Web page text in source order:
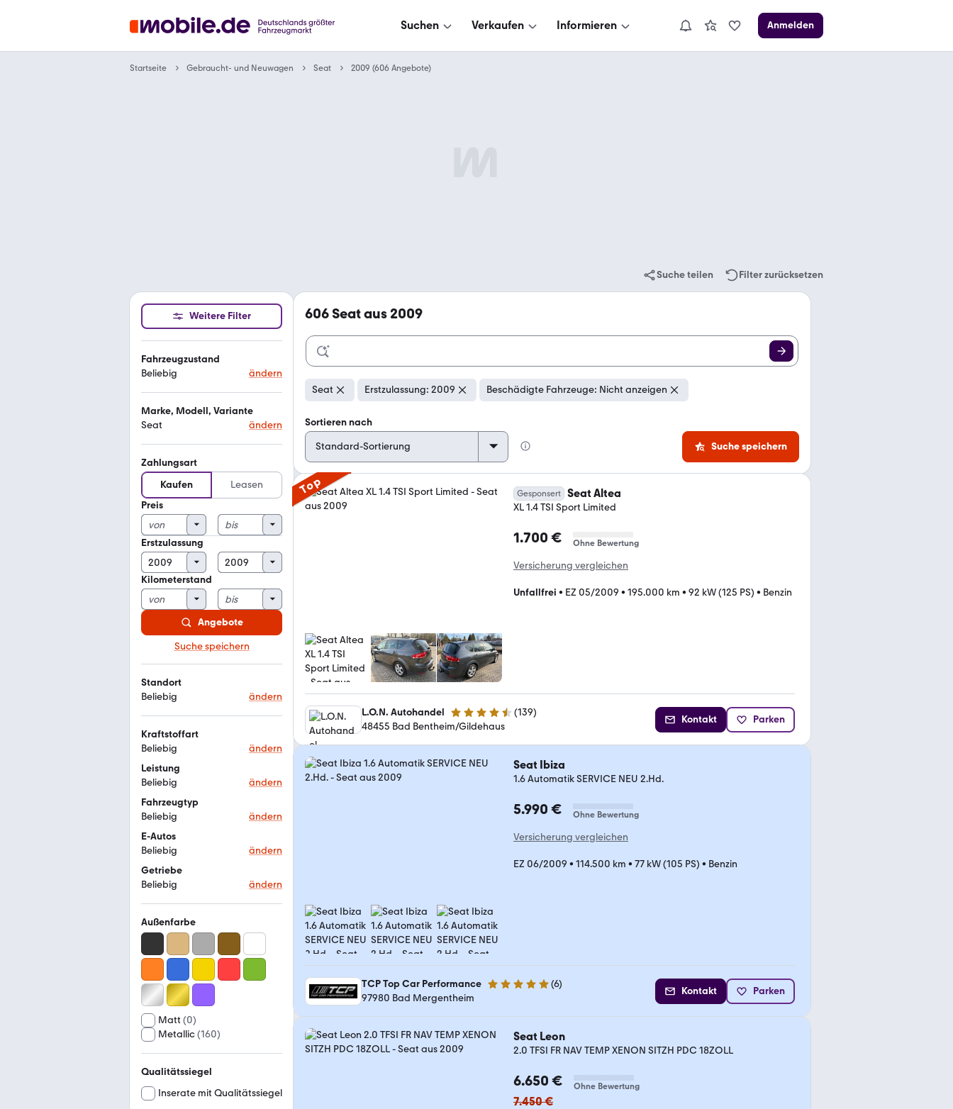
Suchen Verkaufen Informieren Anmelden
Startseite Gebraucht- und Neuwagen Seat 2009 (606 Angebote)
Suche teilen Filter zurücksetzen
Weitere Filter
Fahrzeugzustand
Beliebig
ändern
Marke, Modell, Variante
Seat
ändern
Zahlungsart
Kaufen
Leasen
Preis
Erstzulassung
Kilometerstand
Angebote
Suche speichern
Standort
Beliebig
ändern
Kraftstoffart
Beliebig
ändern
Leistung
Beliebig
ändern
Fahrzeugtyp
Beliebig
ändern
E-Autos
Beliebig
ändern
Getriebe
Beliebig
ändern
Außenfarbe
Matt (0)
Metallic(160)
Qualitätssiegel
Inserate mit Qualitätssiegel
606 Seat aus 2009
Seat Erstzulassung: 2009 Beschädigte Fahrzeuge: Nicht anzeigen
Sortieren nach
Suche speichern
Top Gesponsert Seat Altea
XL 1.4 TSI Sport Limited
1.700 € Ohne Bewertung
Versicherung vergleichen
Unfallfrei • EZ 05/2009 • 195.000 km • 92 kW (125 PS) • Benzin
L.O.N. Autohandel 4.6 Sterne (139)
48455 Bad Bentheim/Gildehaus
Kontakt Parken
Seat Ibiza
1.6 Automatik SERVICE NEU 2.Hd.
5.990 € Ohne Bewertung
Versicherung vergleichen
EZ 06/2009 • 114.500 km • 77 kW (105 PS) • Benzin
TCP Top Car Performance 4.8 Sterne (6)
97980 Bad Mergentheim
Kontakt Parken
Seat Leon
2.0 TFSI FR NAV TEMP XENON SITZH PDC 18ZOLL
6.650 € Ohne Bewertung
7.450 €